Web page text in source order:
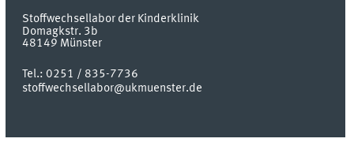
Stoffwechsellabor der Kinderklinik
Domagkstr. 3b
48149 Münster
Tel.:0251 / 835-7736
stoffwechsellabor@ukmuenster.de